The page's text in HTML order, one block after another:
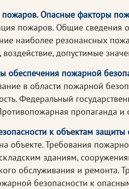
Опасные факторы
пожаров. Общие сведения
наиболее резонансных
допустимые
обеспечения пожарной
в области пожарной
Федеральный
пропаганда
к объектам защиты
объекте. Требования
зданиям,
обслуживания и ремонта.
безопасности к